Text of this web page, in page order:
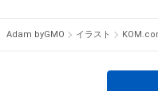
アイテムの保有者が有する
せん。)を行うことはでき
Adam byGMO イラスト